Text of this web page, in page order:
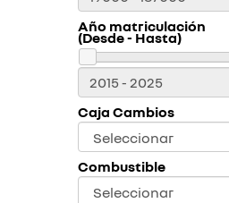
Año matriculación
(Desde - Hasta)
Caja Cambios
Combustible